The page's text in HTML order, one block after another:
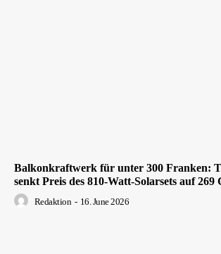
Balkonkraftwerk für unter 300 Franken:
senkt Preis des 810-Watt-Solarsets auf 269
Redaktion - 16. June 2026